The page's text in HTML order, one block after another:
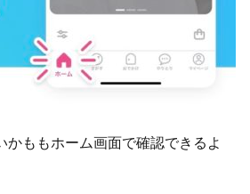
かももホーム画面で確認できるよ